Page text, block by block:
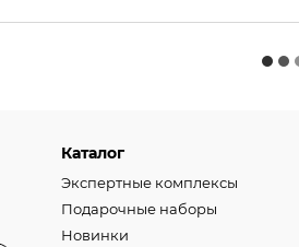
Каталог
Экспертные комплексы
Подарочные наборы
Новинки